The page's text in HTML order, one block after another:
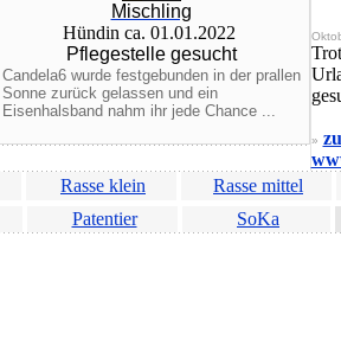
Mischling
Hündin ca. 01.01.2022
Pflegestelle gesucht
Candela6 wurde festgebunden in der prallen
Sonne zurück gelassen und ein
Eisenhalsband nahm ihr jede Chance ...
» zu
Rasse klein Rasse mittel
Patentier SoKa